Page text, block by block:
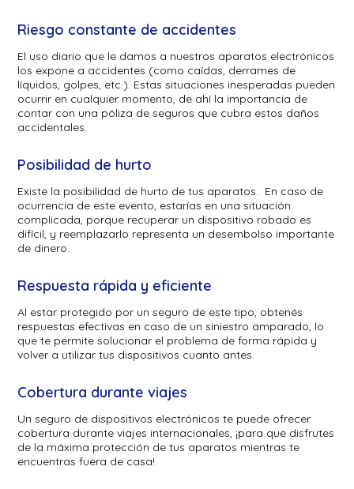
Riesgo constante de accidentes
El uso diario que le damos a nuestros aparatos electrónicos
los expone a accidentes (como caídas, derrames de
líquidos, golpes, etc.). Estas situaciones inesperadas pueden
ocurrir en cualquier momento, de ahí la importancia de
contar con una póliza de seguros que cubra estos daños
accidentales.
Posibilidad de hurto
Existe la posibilidad de hurto de tus aparatos. En caso de
ocurrencia de este evento, estarías en una situación
complicada, porque recuperar un dispositivo robado es
difícil, y reemplazarlo representa un desembolso importante
de dinero.
Respuesta rápida y eficiente
Al estar protegido por un seguro de este tipo, obtenés
respuestas efectivas en caso de un siniestro amparado, lo
que te permite solucionar el problema de forma rápida y
volver a utilizar tus dispositivos cuanto antes.
Cobertura durante viajes
Un seguro de dispositivos electrónicos te puede ofrecer
cobertura durante viajes internacionales, ¡para que disfrutes
de la máxima protección de tus aparatos mientras te
encuentras fuera de casa!